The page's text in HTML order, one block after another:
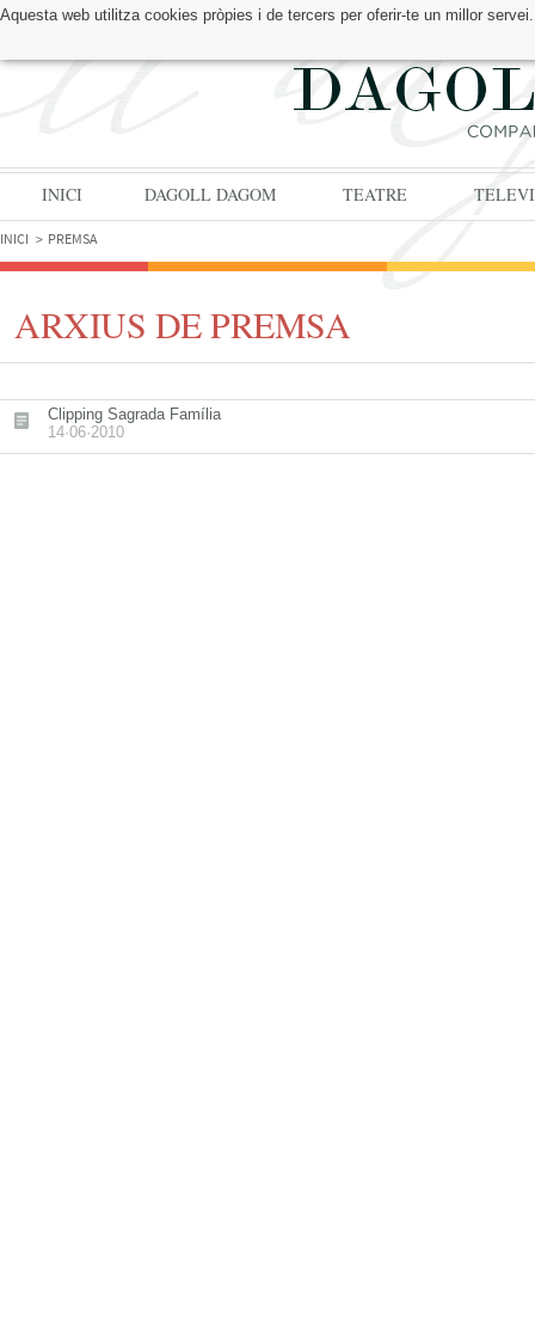
Aquesta web utilitza cookies pròpies i de tercers per oferir-te un millor
TROBA'NS A:
INICI DAGOLL DAGOM TEATRE
INICI PREMSA
ARXIUS DE PREMSA
Clipping Sagrada Família
14·06·2010